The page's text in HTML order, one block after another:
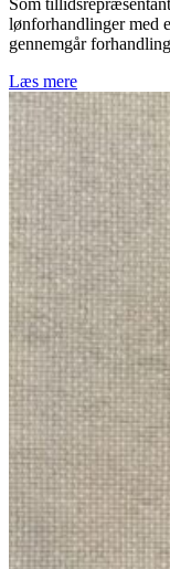
lønforhandlinger med
gennemgår
Læs mere